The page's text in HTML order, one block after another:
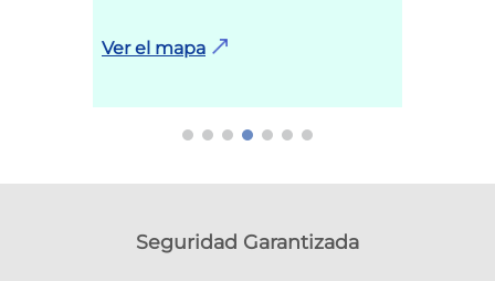
Ver el mapa
Seguridad Garantizada